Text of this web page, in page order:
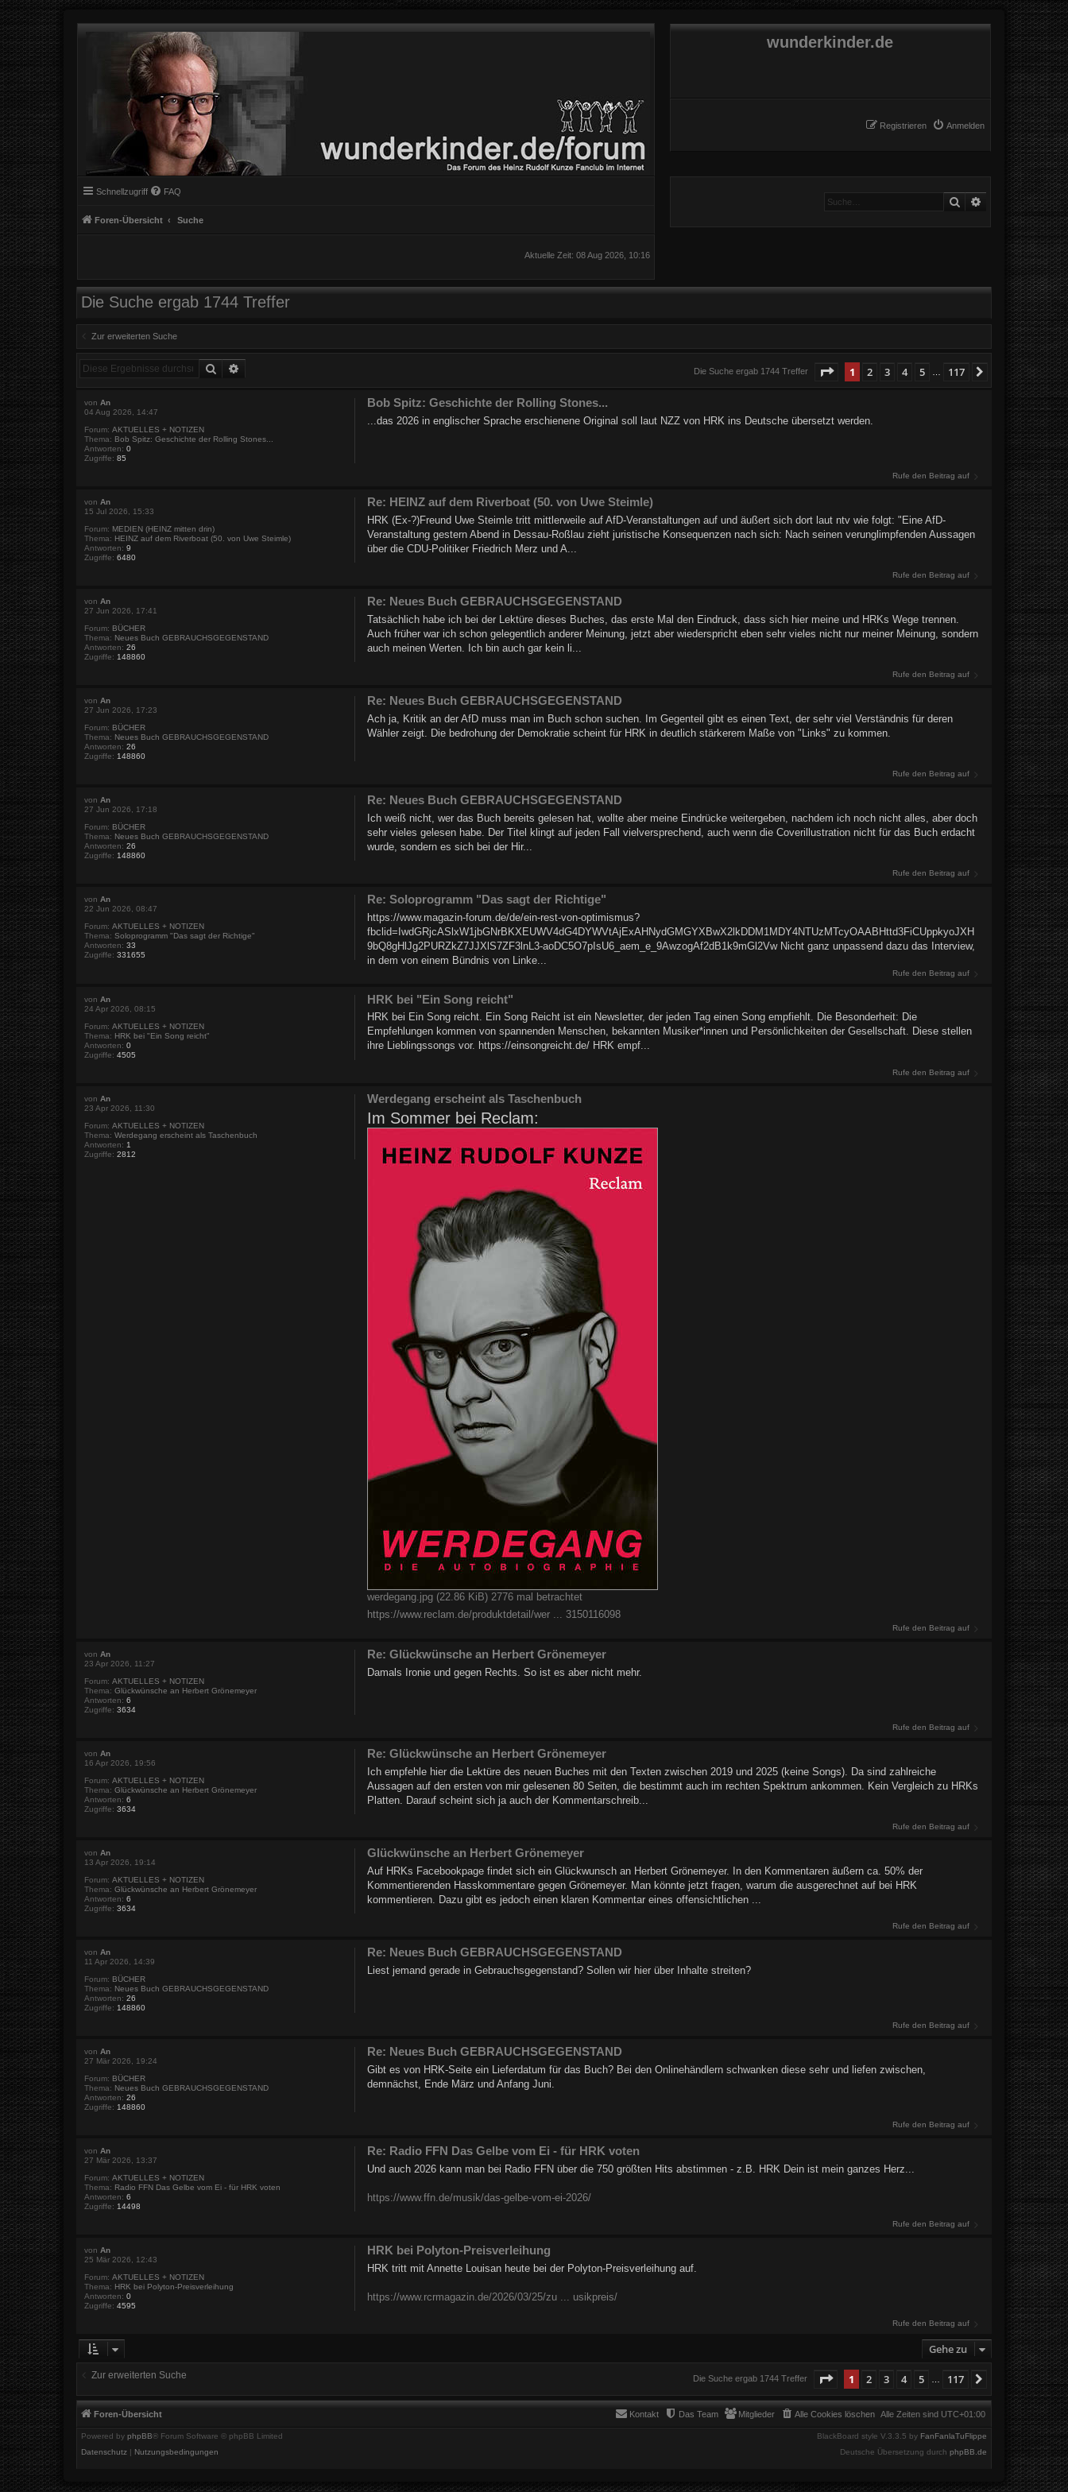
wunderkinder.de
Anmelden
Registrieren
Schnellzugriff FAQ
Foren-Übersicht Suche
Suche Erweiterte Suche
Aktuelle Zeit: 08 Aug 2026, 10:16
Die Suche ergab 1744 Treffer
Zur erweiterten Suche
Suche Die Suche ergab 1744 Treffer Seite von117
1 2 3 4 5 117 Nächste
von An
04 Aug 2026, 14:47
Forum: AKTUELLES + NOTIZEN
Thema: Bob Spitz: Geschichte der Rolling Stones...
Antworten: 0
Zugriffe: 85
Bob Spitz: Geschichte der Rolling Stones...
...das 2026 in englischer Sprache erschienene Original soll laut NZZ von HRK ins Deutsche übersetzt werden.
Rufe den Beitrag auf
von An
15 Jul 2026, 15:33
Forum: MEDIEN (HEINZ mitten drin)
Thema: HEINZ auf dem Riverboat (50. von Uwe Steimle)
Antworten: 9
Zugriffe: 6480
Re: HEINZ auf dem Riverboat (50. von Uwe Steimle)
HRK (Ex-?)Freund Uwe Steimle tritt mittlerweile auf AfD-Veranstaltungen auf und äußert sich dort laut ntv wie folgt: "Eine AfD-
Veranstaltung gestern Abend in Dessau-Roßlau zieht juristische Konsequenzen nach sich: Nach seinen verunglimpfenden Aussagen
über die CDU-Politiker Friedrich Merz und A...
Rufe den Beitrag auf
von An
27 Jun 2026, 17:41
Forum: BÜCHER
Thema: Neues Buch GEBRAUCHSGEGENSTAND
Antworten: 26
Zugriffe: 148860
Re: Neues Buch GEBRAUCHSGEGENSTAND
Tatsächlich habe ich bei der Lektüre dieses Buches, das erste Mal den Eindruck, dass sich hier meine und HRKs Wege trennen.
Auch früher war ich schon gelegentlich anderer Meinung, jetzt aber wiederspricht eben sehr vieles nicht nur meiner Meinung, sondern
auch meinen Werten. Ich bin auch gar kein li...
Rufe den Beitrag auf
von An
27 Jun 2026, 17:23
Forum: BÜCHER
Thema: Neues Buch GEBRAUCHSGEGENSTAND
Antworten: 26
Zugriffe: 148860
Re: Neues Buch GEBRAUCHSGEGENSTAND
Ach ja, Kritik an der AfD muss man im Buch schon suchen. Im Gegenteil gibt es einen Text, der sehr viel Verständnis für deren
Wähler zeigt. Die bedrohung der Demokratie scheint für HRK in deutlich stärkerem Maße von "Links" zu kommen.
Rufe den Beitrag auf
von An
27 Jun 2026, 17:18
Forum: BÜCHER
Thema: Neues Buch GEBRAUCHSGEGENSTAND
Antworten: 26
Zugriffe: 148860
Re: Neues Buch GEBRAUCHSGEGENSTAND
Ich weiß nicht, wer das Buch bereits gelesen hat, wollte aber meine Eindrücke weitergeben, nachdem ich noch nicht alles, aber doch
sehr vieles gelesen habe. Der Titel klingt auf jeden Fall vielversprechend, auch wenn die Coverillustration nicht für das Buch erdacht
wurde, sondern es sich bei der Hir...
Rufe den Beitrag auf
von An
22 Jun 2026, 08:47
Forum: AKTUELLES + NOTIZEN
Thema: Soloprogramm "Das sagt der Richtige"
Antworten: 33
Zugriffe: 331655
Re: Soloprogramm "Das sagt der Richtige"
https://www.magazin-forum.de/de/ein-rest-von-optimismus?
fbclid=IwdGRjcASlxW1jbGNrBKXEUWV4dG4DYWVtAjExAHNydGMGYXBwX2lkDDM1MDY4NTUzMTcyOAABHttd3FiCUppkyoJXH
9bQ8gHlJg2PURZkZ7JJXlS7ZF3lnL3-aoDC5O7pIsU6_aem_e_9AwzogAf2dB1k9mGl2Vw Nicht ganz unpassend dazu das Interview,
in dem von einem Bündnis von Linke...
Rufe den Beitrag auf
von An
24 Apr 2026, 08:15
Forum: AKTUELLES + NOTIZEN
Thema: HRK bei "Ein Song reicht"
Antworten: 0
Zugriffe: 4505
HRK bei "Ein Song reicht"
HRK bei Ein Song reicht. Ein Song Reicht ist ein Newsletter, der jeden Tag einen Song empfiehlt. Die Besonderheit: Die
Empfehlungen kommen von spannenden Menschen, bekannten Musiker*innen und Persönlichkeiten der Gesellschaft. Diese stellen
ihre Lieblingssongs vor. https://einsongreicht.de/ HRK empf...
Rufe den Beitrag auf
von An
23 Apr 2026, 11:30
Forum: AKTUELLES + NOTIZEN
Thema: Werdegang erscheint als Taschenbuch
Antworten: 1
Zugriffe: 2812
Werdegang erscheint als Taschenbuch
Im Sommer bei Reclam:
werdegang.jpg (22.86 KiB) 2776 mal betrachtet
https://www.reclam.de/produktdetail/wer ... 3150116098
Rufe den Beitrag auf
von An
23 Apr 2026, 11:27
Forum: AKTUELLES + NOTIZEN
Thema: Glückwünsche an Herbert Grönemeyer
Antworten: 6
Zugriffe: 3634
Re: Glückwünsche an Herbert Grönemeyer
Damals Ironie und gegen Rechts. So ist es aber nicht mehr.
Rufe den Beitrag auf
von An
16 Apr 2026, 19:56
Forum: AKTUELLES + NOTIZEN
Thema: Glückwünsche an Herbert Grönemeyer
Antworten: 6
Zugriffe: 3634
Re: Glückwünsche an Herbert Grönemeyer
Ich empfehle hier die Lektüre des neuen Buches mit den Texten zwischen 2019 und 2025 (keine Songs). Da sind zahlreiche
Aussagen auf den ersten von mir gelesenen 80 Seiten, die bestimmt auch im rechten Spektrum ankommen. Kein Vergleich zu HRKs
Platten. Darauf scheint sich ja auch der Kommentarschreib...
Rufe den Beitrag auf
von An
13 Apr 2026, 19:14
Forum: AKTUELLES + NOTIZEN
Thema: Glückwünsche an Herbert Grönemeyer
Antworten: 6
Zugriffe: 3634
Glückwünsche an Herbert Grönemeyer
Auf HRKs Facebookpage findet sich ein Glückwunsch an Herbert Grönemeyer. In den Kommentaren äußern ca. 50% der
Kommentierenden Hasskommentare gegen Grönemeyer. Man könnte jetzt fragen, warum die ausgerechnet auf bei HRK
kommentieren. Dazu gibt es jedoch einen klaren Kommentar eines offensichtlichen ...
Rufe den Beitrag auf
von An
11 Apr 2026, 14:39
Forum: BÜCHER
Thema: Neues Buch GEBRAUCHSGEGENSTAND
Antworten: 26
Zugriffe: 148860
Re: Neues Buch GEBRAUCHSGEGENSTAND
Liest jemand gerade in Gebrauchsgegenstand? Sollen wir hier über Inhalte streiten?
Rufe den Beitrag auf
von An
27 Mär 2026, 19:24
Forum: BÜCHER
Thema: Neues Buch GEBRAUCHSGEGENSTAND
Antworten: 26
Zugriffe: 148860
Re: Neues Buch GEBRAUCHSGEGENSTAND
Gibt es von HRK-Seite ein Lieferdatum für das Buch? Bei den Onlinehändlern schwanken diese sehr und liefen zwischen,
demnächst, Ende März und Anfang Juni.
Rufe den Beitrag auf
von An
27 Mär 2026, 13:37
Forum: AKTUELLES + NOTIZEN
Thema: Radio FFN Das Gelbe vom Ei - für HRK voten
Antworten: 6
Zugriffe: 14498
Re: Radio FFN Das Gelbe vom Ei - für HRK voten
Und auch 2026 kann man bei Radio FFN über die 750 größten Hits abstimmen - z.B. HRK Dein ist mein ganzes Herz...
https://www.ffn.de/musik/das-gelbe-vom-ei-2026/
Rufe den Beitrag auf
von An
25 Mär 2026, 12:43
Forum: AKTUELLES + NOTIZEN
Thema: HRK bei Polyton-Preisverleihung
Antworten: 0
Zugriffe: 4595
HRK bei Polyton-Preisverleihung
HRK tritt mit Annette Louisan heute bei der Polyton-Preisverleihung auf.
https://www.rcrmagazin.de/2026/03/25/zu ... usikpreis/
Rufe den Beitrag auf
Gehe zu
Zur erweiterten Suche Die Suche ergab 1744 Treffer Seite von117
1 2 3 4 5 117 Nächste
Foren-Übersicht Alle Zeiten sind UTC+01:00
Alle Cookies löschen
Mitglieder
Das Team
Kontakt
Powered by phpBB® Forum Software © phpBB Limited BlackBoard style V.3.3.5 by FanFanlaTuFlippe
Deutsche Übersetzung durch phpBB.de
Datenschutz | Nutzungsbedingungen